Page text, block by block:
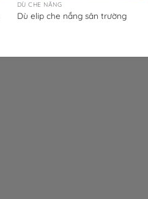
DÙ CHE NẮNG
Dù elip che nắng sân trường